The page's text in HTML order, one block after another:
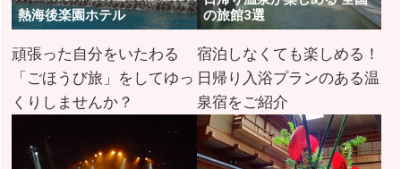
熱海後楽園ホテル
頑張った自分をいたわる
「ごほうび旅」をしてゆっ
くりしませんか？
の旅館3選
宿泊しなくても楽しめる！
日帰り入浴プランのある温
泉宿をご紹介